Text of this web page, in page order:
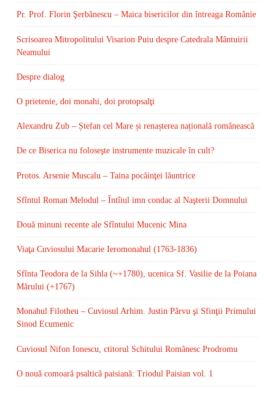
Pr. Prof. Florin Şerbănescu – Maica bisericilor din întreaga Românie
Scrisoarea Mitropolitului Visarion Puiu despre Catedrala Mântuirii
Neamului
Despre dialog
O prietenie, doi monahi, doi protopsalţi
Alexandru Zub – Ștefan cel Mare și renașterea națională românească
De ce Biserica nu foloseşte instrumente muzicale în cult?
Protos. Arsenie Muscalu – Taina pocăinţei lăuntrice
Sfîntul Roman Melodul – Întîiul imn condac al Naşterii Domnului
Două minuni recente ale Sfîntului Mucenic Mina
Viaţa Cuviosului Macarie Ieromonahul (1763-1836)
Sfînta Teodora de la Sihla (~+1780), ucenica Sf. Vasilie de la Poiana
Mărului (+1767)
Monahul Filotheu – Cuviosul Arhim. Justin Pârvu şi Sfinţii Primului
Sinod Ecumenic
Cuviosul Nifon Ionescu, ctitorul Schitului Românesc Prodromu
O nouă comoară psaltică paisiană: Triodul Paisian vol. 1